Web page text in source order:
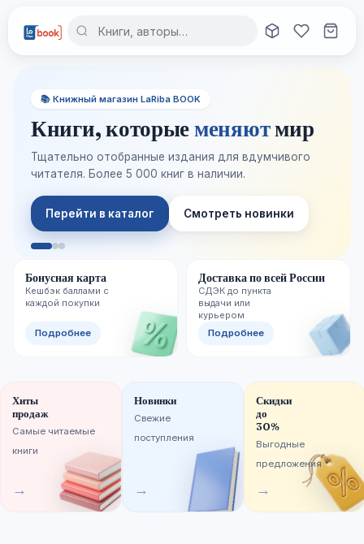
📚 Книжный магазин LaRiba BOOK
Книги, которыеменяютмир
Тщательно отобранные издания для вдумчивого
читателя. Более 5 000 книг в наличии.
Перейти в каталог Смотреть новинки
Бонусная карта
Кешбэк баллами с
каждой покупки
Подробнее
Доставка по всей России
СДЭК до пункта
выдачи или
курьером
Подробнее
Хиты
продаж
Самые читаемые
книги
→
Новинки
Свежие
поступления
→
Скидки
до
30%
Выгодные
предложения
→